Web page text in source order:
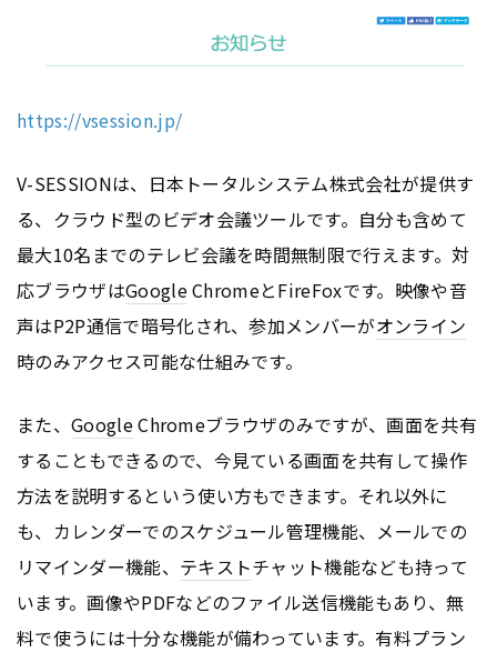
https://vsession.jp/
V-SESSIONは、日本トータルシステム株式会社が提供す
る、クラウド型のビデオ会議ツールです。自分も含めて
最大10名までのテレビ会議を時間無制限で行えます。対
応ブラウザはGoogleChromeとFireFoxです。映像や音
声はP2P通信で暗号化され、参加メンバーがオンライン
時のみアクセス可能な仕組みです。
また、 GoogleChromeブラウザのみですが、画面を共有
することもできるので、今見ている画面を共有して操作
方法を説明するという使い方もできます。それ以外に
も、カレンダーでのスケジュール管理機能、メールでの
リマインダー機能、 テキストチャット機能なども持って
います。画像やPDFなどのファイル送信機能もあり、無
料で使うには十分な機能が備わっています。有料プラン